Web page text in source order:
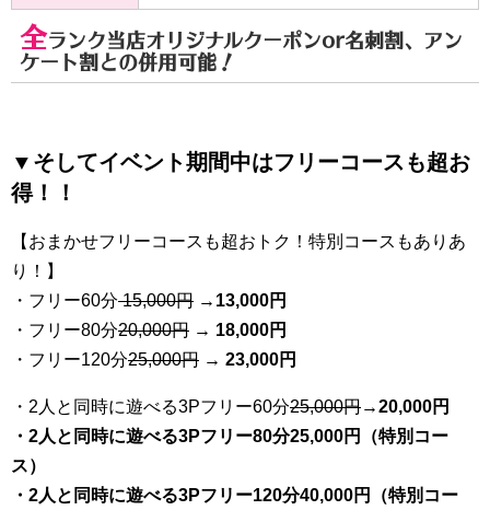
全ランク当店オリジナルクーポンor名刺割、アン
ケート割との併用可能！
▼そしてイベント期間中はフリーコースも超お
得！！
【おまかせフリーコースも超おトク！特別コースもありあ
り！】
・フリー60分15,000円 → 13,000円
・フリー80分20,000円 → 18,000円
・フリー120分25,000円 → 23,000円
・2人と同時に遊べる3Pフリー60分25,000円→20,000円
・2人と同時に遊べる3Pフリー80分25,000円（特別コー
ス）
・2人と同時に遊べる3Pフリー120分40,000円（特別コー